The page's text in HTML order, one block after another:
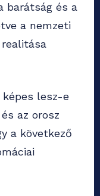
barátság és a
a nemzeti
képes lesz-e
az orosz
a következő